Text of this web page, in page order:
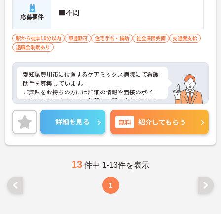
応募要件 ■不問
駅から徒歩10分以内 車通勤可 住宅手当・補助 社会保険完備
交通費支給
退職金制度あり
愛知県豊川市に位置するケアミックス病院にて看護
助手を募集しています。
ご興味をお持ちの方には詳細の情報や面接のポイン
トをお伝えしますのでお気軽にお問い合わせくださ
いませ。
詳細を見る 無料 紹介してもらう
13 件中 1-13件を表示
1